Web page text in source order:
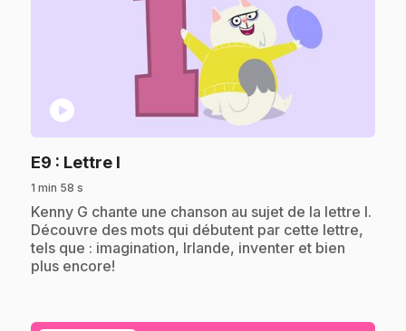
play_circle
E9 : Lettre I
1 min 58 s
.Kenny G chante une chanson au sujet de la lettre I.
Découvre des mots qui débutent par cette lettre,
tels que : imagination, Irlande, inventer et bien
plus encore!